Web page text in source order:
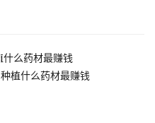
种植什么药材最赚钱